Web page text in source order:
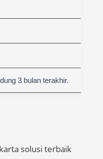
3 bulan terakhir.
solusi terbaik